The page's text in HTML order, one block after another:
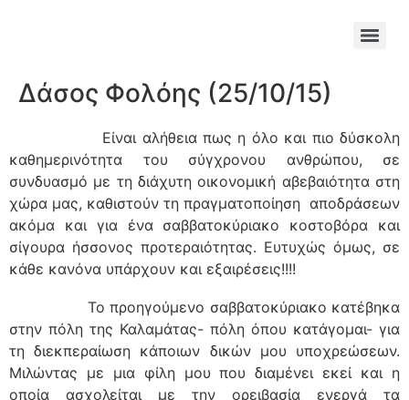
Δάσος Φολόης (25/10/15)
Είναι αλήθεια πως η όλο και πιο δύσκολη
καθημερινότητα του σύγχρονου ανθρώπου, σε
συνδυασμό με τη διάχυτη οικονομική αβεβαιότητα στη
χώρα μας, καθιστούν τη πραγματοποίηση αποδράσεων
ακόμα και για ένα σαββατοκύριακο κοστοβόρα και
σίγουρα ήσσονος προτεραιότητας. Ευτυχώς όμως, σε
κάθε κανόνα υπάρχουν και εξαιρέσεις!!!!
Το προηγούμενο σαββατοκύριακο κατέβηκα
στην πόλη της Καλαμάτας- πόλη όπου κατάγομαι- για
τη διεκπεραίωση κάποιων δικών μου υποχρεώσεων.
Μιλώντας με μια φίλη μου που διαμένει εκεί και η
οποία ασχολείται με την ορειβασία ενεργά τα